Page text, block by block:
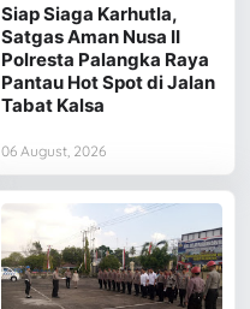
Siap Siaga Karhutla,
Satgas Aman Nusa II
Polresta Palangka Raya
Pantau Hot Spot di Jalan
Tabat Kalsa
06 August, 2026